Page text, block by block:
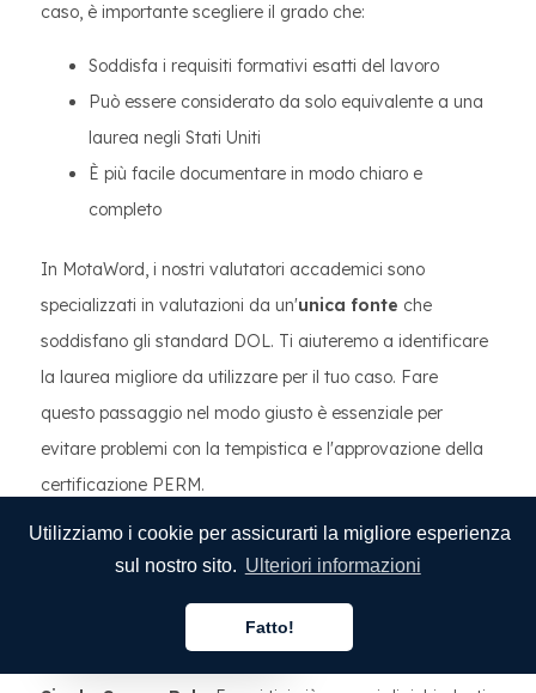
Utilizziamo i cookie per assicurarti la migliore esperienza
sul nostro sito. Ulteriori informazioni
Fatto!
caso, è importante scegliere il grado che:
Soddisfa i requisiti formativi esatti del lavoro
Può essere considerato da solo equivalente a una
laurea negli Stati Uniti
È più facile documentare in modo chiaro e
completo
In MotaWord, i nostri valutatori accademici sono
specializzati in valutazioni da un'unica fonte che
soddisfano gli standard DOL. Ti aiuteremo a identificare
la laurea migliore da utilizzare per il tuo caso. Fare
questo passaggio nel modo giusto è essenziale per
evitare problemi con la tempistica e l'approvazione della
certificazione PERM.
Chi deve rispettare la regola
dell'unica fonte?
Non tutti i casi PERM richiedono una valutazione
Italiano